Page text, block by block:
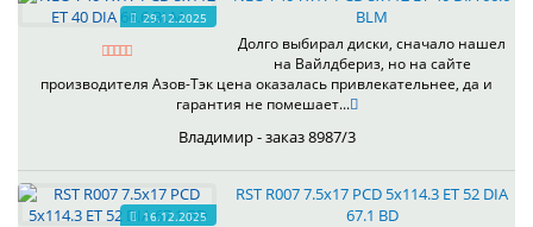
29.12.2025
BLM
Долго выбирал диски, сначало нашел
на Вайлдбериз, но на сайте
производителя Азов-Тэк цена оказалась привлекательнее, да и
гарантия не помешает...
Владимир - заказ 8987/3
16.12.2025
RST R007 7.5x17 PCD 5x114.3 ET 52 DIA
67.1 BD